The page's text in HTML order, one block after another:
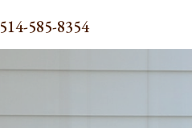
514-585-8354